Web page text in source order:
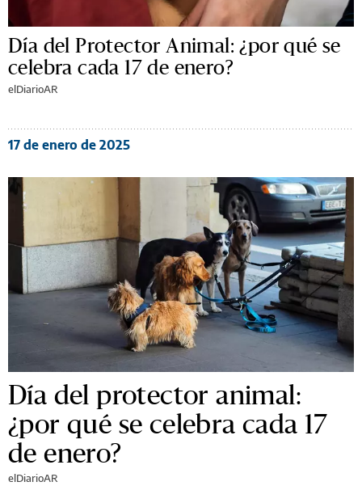
Día del Protector Animal: ¿por qué se
celebra cada 17 de enero?
elDiarioAR
17 de enero de 2025
Día del protector animal:
¿por qué se celebra cada 17
de enero?
elDiarioAR